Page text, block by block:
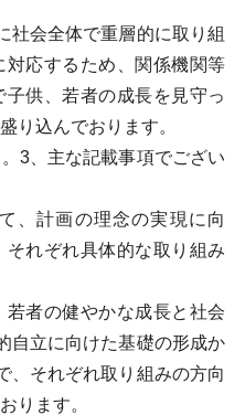
会全体で重層的に取り組
応するため、関係機関等
供、若者の成長を見守っ
り込んでおります。
3、主な記載事項でござい
、計画の理念の実現に向
れぞれ具体的な取り組み
者の健やかな成長と社会
自立に向けた基礎の形成か
、それぞれ取り組みの方向
ります。